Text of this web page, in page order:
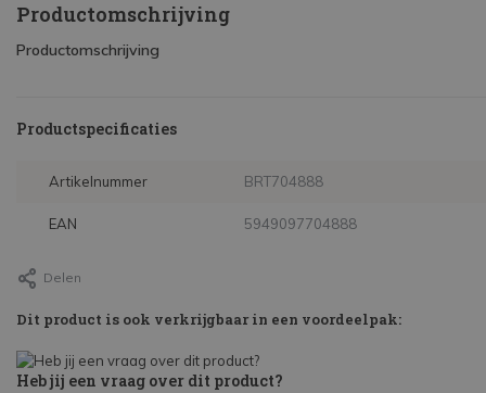
Productomschrijving
Productomschrijving
Productspecificaties
Artikelnummer BRT704888
EAN 5949097704888
Delen
Dit product is ook verkrijgbaar in een voordeelpak:
Heb jij een vraag over dit product?